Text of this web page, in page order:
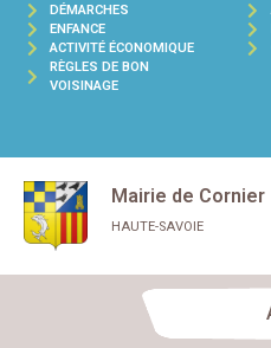
DÉMARCHES
ENFANCE
ACTIVITÉ ÉCONOMIQUE
RÈGLES DE BON
VOISINAGE
Mairie de Cornier
HAUTE-SAVOIE